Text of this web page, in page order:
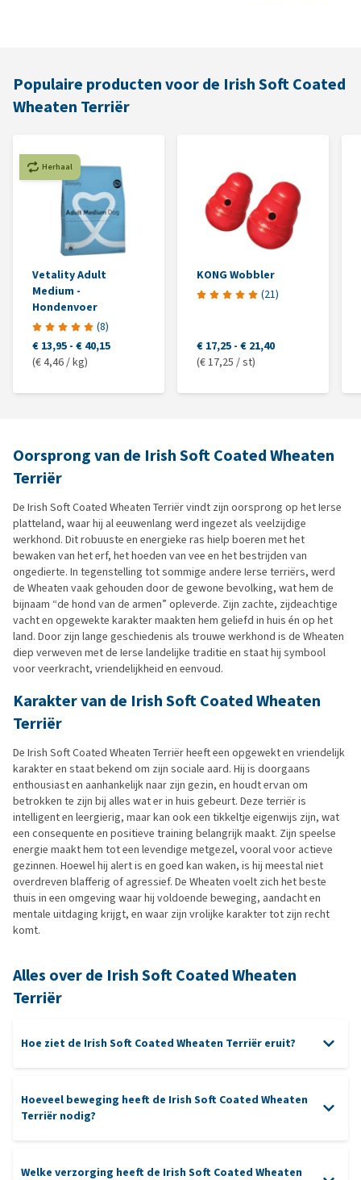
Populaire producten voor de Irish Soft Coated
Wheaten Terriër
Herhaal
Vetality Adult
Medium -
Hondenvoer
(8)
€ 13,95 - € 40,15
(€ 4,46 / kg)
KONG Wobbler
(21)
€ 17,25 - € 21,40
(€ 17,25 / st)
Oorsprong van de Irish Soft Coated Wheaten
Terriër
De Irish Soft Coated Wheaten Terriër vindt zijn oorsprong op het Ierse
platteland, waar hij al eeuwenlang werd ingezet als veelzijdige
werkhond. Dit robuuste en energieke ras hielp boeren met het
bewaken van het erf, het hoeden van vee en het bestrijden van
ongedierte. In tegenstelling tot sommige andere Ierse terriërs, werd
de Wheaten vaak gehouden door de gewone bevolking, wat hem de
bijnaam “de hond van de armen” opleverde. Zijn zachte, zijdeachtige
vacht en opgewekte karakter maakten hem geliefd in huis én op het
land. Door zijn lange geschiedenis als trouwe werkhond is de Wheaten
diep verweven met de Ierse landelijke traditie en staat hij symbool
voor veerkracht, vriendelijkheid en eenvoud.
Karakter van de Irish Soft Coated Wheaten
Terriër
De Irish Soft Coated Wheaten Terriër heeft een opgewekt en vriendelijk
karakter en staat bekend om zijn sociale aard. Hij is doorgaans
enthousiast en aanhankelijk naar zijn gezin, en houdt ervan om
betrokken te zijn bij alles wat er in huis gebeurt. Deze terriër is
intelligent en leergierig, maar kan ook een tikkeltje eigenwijs zijn, wat
een consequente en positieve training belangrijk maakt. Zijn speelse
energie maakt hem tot een levendige metgezel, vooral voor actieve
gezinnen. Hoewel hij alert is en goed kan waken, is hij meestal niet
overdreven blafferig of agressief. De Wheaten voelt zich het beste
thuis in een omgeving waar hij voldoende beweging, aandacht en
mentale uitdaging krijgt, en waar zijn vrolijke karakter tot zijn recht
komt.
Alles over de Irish Soft Coated Wheaten
Terriër
Hoe ziet de Irish Soft Coated Wheaten Terriër eruit?
Hoeveel beweging heeft de Irish Soft Coated Wheaten
Terriër nodig?
Welke verzorging heeft de Irish Soft Coated Wheaten